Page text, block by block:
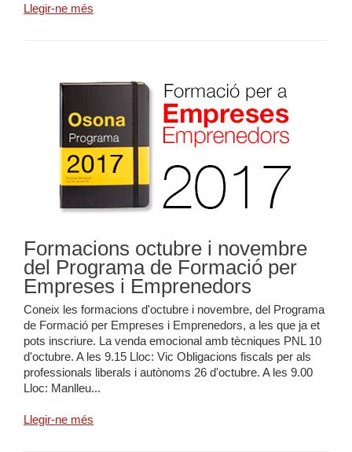
Llegir-ne més
Formacions octubre i novembre
del Programa de Formació per
Empreses i Emprenedors
Coneix les formacions d'octubre i novembre, del Programa
de Formació per Empreses i Emprenedors, a les que ja et
pots inscriure. La venda emocional amb tècniques PNL 10
d'octubre. A les 9.15 Lloc: Vic Obligacions fiscals per als
professionals liberals i autònoms 26 d'octubre. A les 9.00
Lloc: Manlleu...
Llegir-ne més